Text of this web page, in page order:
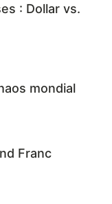
: Dollar vs.
mondial
Franc